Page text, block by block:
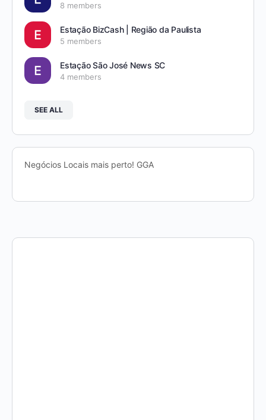
8 members
Estação BizCash | Região da Paulista
5 members
Estação São José News SC
4 members
SEE ALL
Negócios Locais mais perto! GGA